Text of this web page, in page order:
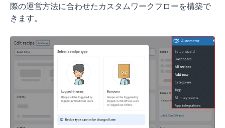
際の運営方法に合わせたカスタムワークフローを構築で
きます。